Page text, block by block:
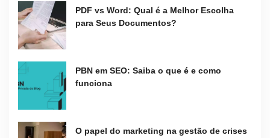
PDF vs Word: Qual é a Melhor Escolha
para Seus Documentos?
PBN em SEO: Saiba o que é e como
funciona
O papel do marketing na gestão de crises